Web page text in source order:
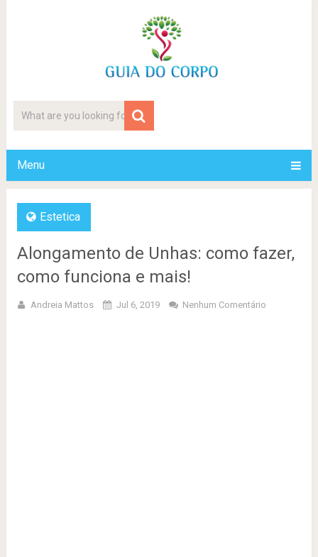
Menu
Estetica
Alongamento de Unhas: como fazer,
como funciona e mais!
Andreia Mattos Jul 6, 2019 Nenhum Comentário